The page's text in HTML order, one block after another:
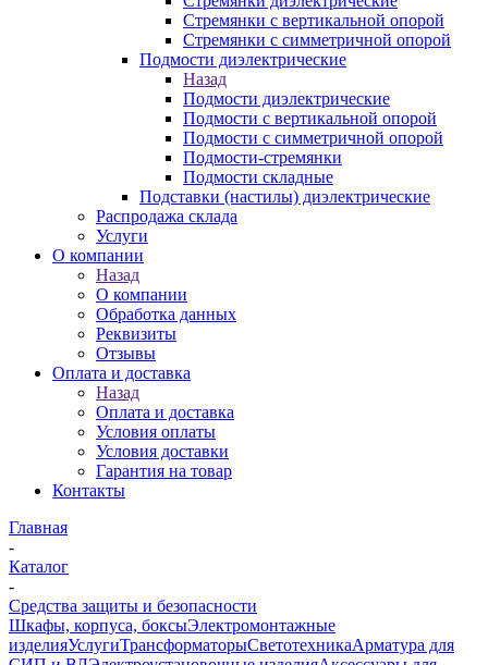
Стремянки с вертикальной опорой
Стремянки с симметричной опорой
Подмости диэлектрические
Назад
Подмости диэлектрические
Подмости с вертикальной опорой
Подмости с симметричной опорой
Подмости-стремянки
Подмости складные
Подставки (настилы) диэлектрические
Распродажа склада
Услуги
О компании
Назад
О компании
Обработка данных
Реквизиты
Отзывы
Оплата и доставка
Назад
Оплата и доставка
Условия оплаты
Условия доставки
Гарантия на товар
Контакты
Главная
-
Каталог
-
Средства защиты и безопасности
Шкафы, корпуса, боксыЭлектромонтажные
изделияУслугиТрансформаторыСветотехникаАрматура для